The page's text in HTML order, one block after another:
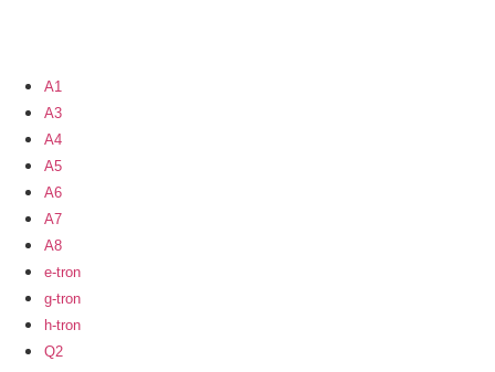
A1
A3
A4
A5
A6
A7
A8
e-tron
g-tron
h-tron
Q2